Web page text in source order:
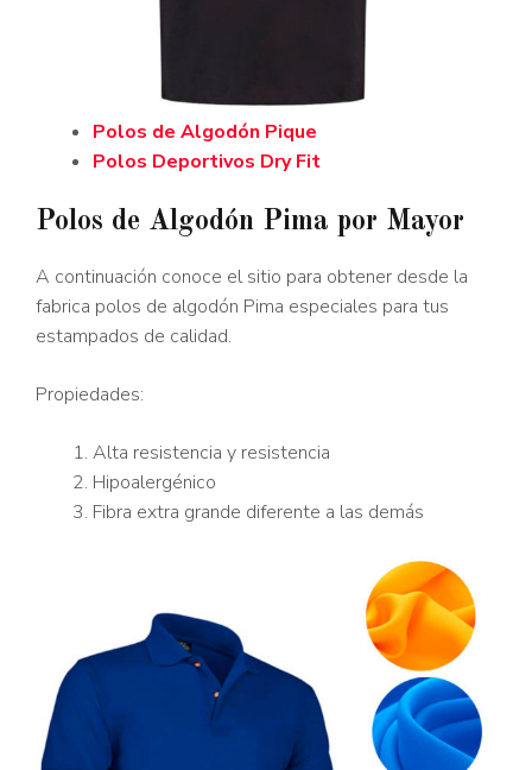
Polos de Algodón Pique
Polos Deportivos Dry Fit
Polos de Algodón Pima por Mayor
A continuación conoce el sitio para obtener desde la
fabrica polos de algodón Pima especiales para tus
estampados de calidad.
Propiedades:
Alta resistencia y resistencia
Hipoalergénico
Fibra extra grande diferente a las demás